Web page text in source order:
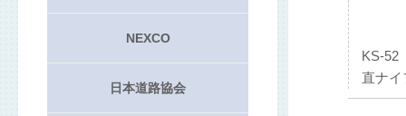
KS-52
直ナ
NEXCO
日本道路協会